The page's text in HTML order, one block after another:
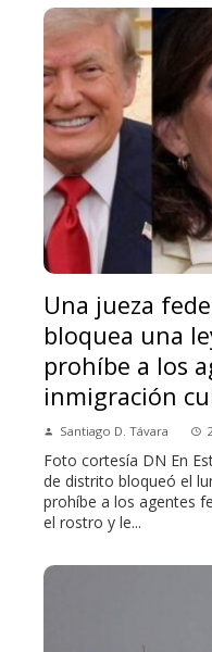
Una jueza
bloquea una
prohíbe a los
inmigración
Santiago D. Távara
Foto cortesía DN En
de distrito bloqueó el
prohíbe a los agentes
el rostro y le...